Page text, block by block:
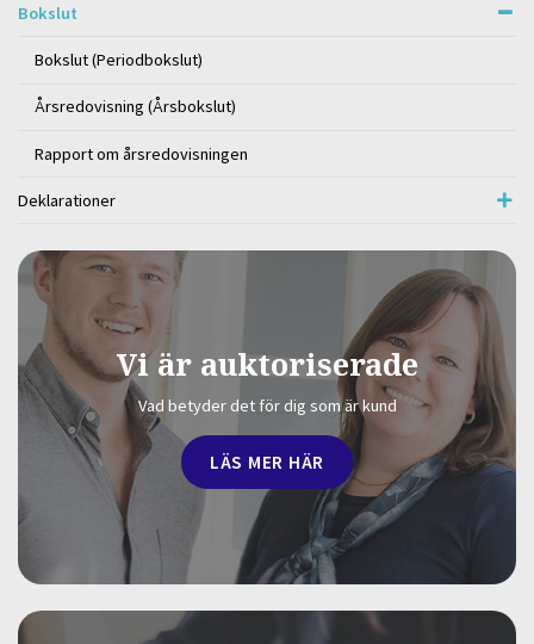
Bokslut
Bokslut (Periodbokslut)
Årsredovisning (Årsbokslut)
Rapport om årsredovisningen
Deklarationer
Vi är auktoriserade
Vad betyder det för dig som är kund
LÄS MER HÄR